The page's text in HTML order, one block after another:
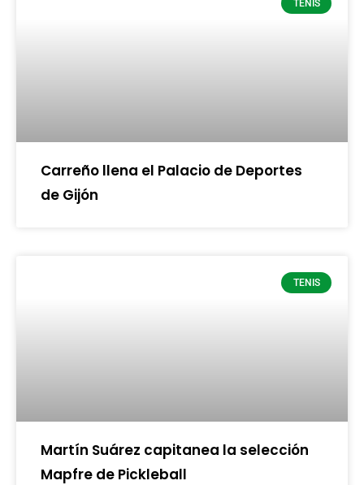
TENIS
Carreño llena el Palacio de Deportes
de Gijón
TENIS
Martín Suárez capitanea la selección
Mapfre de Pickleball